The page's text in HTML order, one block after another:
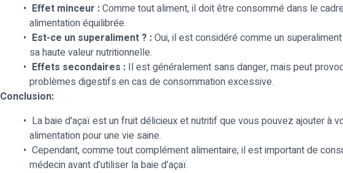
Effet minceur :Comme tout aliment, il doit être consommé dans le
alimentation équilibrée.
Est-ce un superaliment ? :Oui, il est considéré comme un
sa haute valeur nutritionnelle.
Effets secondaires :Il est généralement sans danger, mais peut
problèmes digestifs en cas de consommation excessive.
Conclusion:
La baie d'açaï est un fruit délicieux et nutritif que vous pouvez ajouter à
alimentation pour une vie saine.
Cependant, comme tout complément alimentaire, il est important de
médecin avant d’utiliser la baie d’açaï.